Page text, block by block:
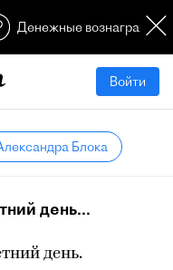
Денежные
Войти
Блока
день...
день.